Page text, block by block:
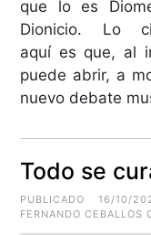
que lo es
Dionicio. Lo
aquí es que, al
puede abrir, a
nuevo debate
Todo se
PUBLICADO 16/10/
FERNANDO CEBALLOS